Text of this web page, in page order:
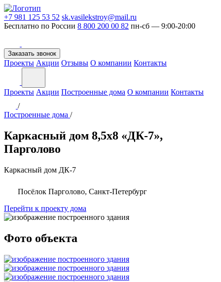
+7 981 125 53 52 sk.vasilekstroy@mail.ru
Бесплатно по России 8 800 200 00 82 пн-сб — 9:00-20:00
Заказать звонок
Проекты Акции Отзывы О компании Контакты
Проекты Акции Построенные дома О компании Контакты
/
Построенные дома /
Каркасный дом 8,5х8 «ДК-7»,
Парголово
Каркасный дом ДК-7
Посёлок Парголово, Санкт-Петербург
Перейти к проекту дома
Фото объекта